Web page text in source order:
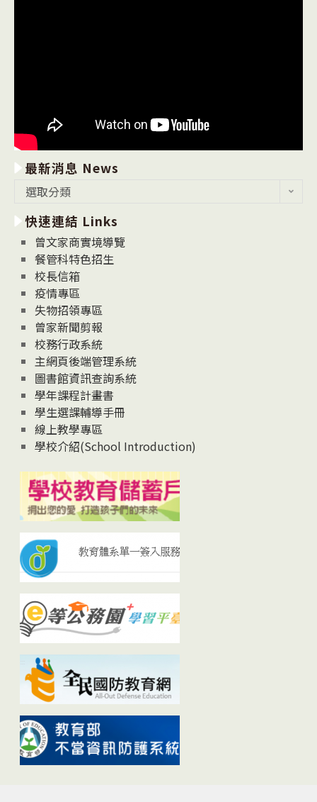
最新消息 News
消
息
News
選取分類
快速連結 Links
曾文家商實境導覽
餐管科特色招生
校長信箱
疫情專區
失物招領專區
曾家新聞剪報
校務行政系統
主網頁後端管理系統
圖書館資訊查詢系統
學年課程計畫書
學生選課輔導手冊
線上教學專區
學校介紹(School Introduction)